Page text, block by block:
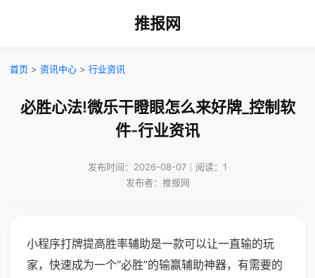
推报网
首页 > 资讯中心 > 行业资讯
必胜心法!微乐干瞪眼怎么来好牌_控制软
件-行业资讯
发布时间：2026-08-07｜阅读：1
发布者：推报网
小程序打牌提高胜率辅助是一款可以让一直输的玩
家，快速成为一个“必胜”的输赢辅助神器，有需要的